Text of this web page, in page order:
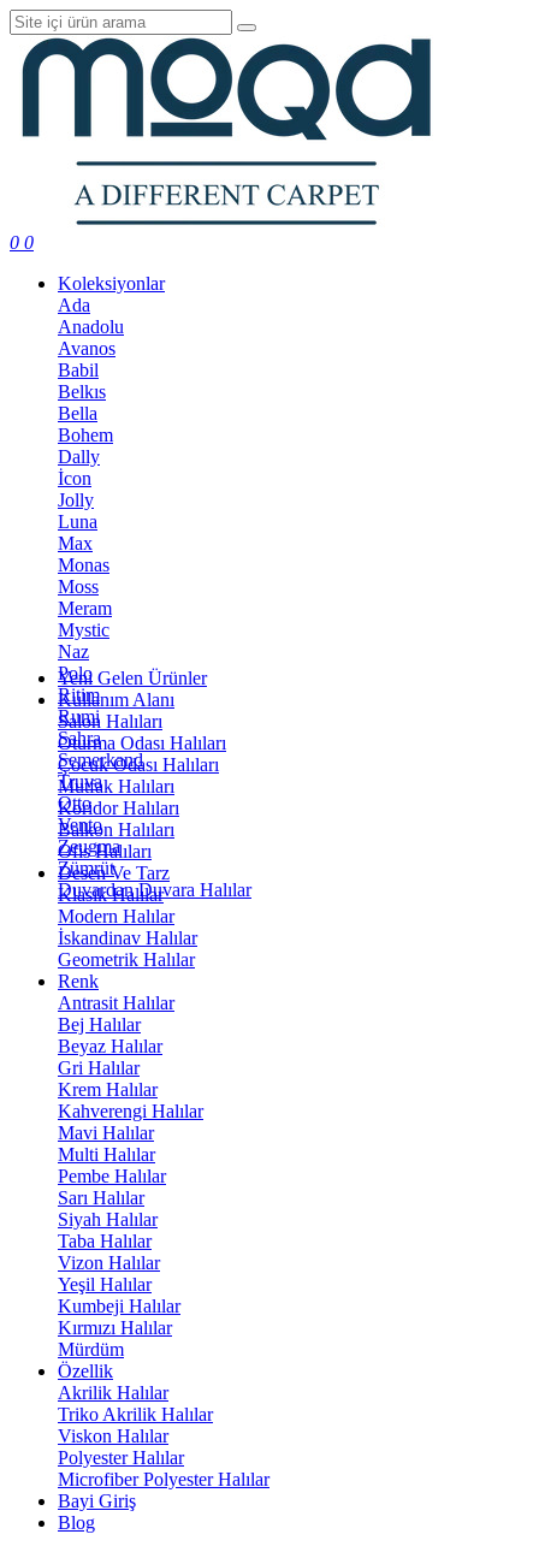
0 0
Koleksiyonlar
Ada
Anadolu
Avanos
Babil
Belkıs
Bella
Bohem
Dally
İcon
Jolly
Luna
Max
Monas
Moss
Meram
Mystic
Naz
Polo
Ritim
Rumi
Sahra
Semerkand
Truva
Otto
Vento
Zeugma
Zümrüt
Duvardan Duvara Halılar
Yeni Gelen Ürünler
Kullanım Alanı
Salon Halıları
Oturma Odası Halıları
Çocuk Odası Halıları
Mutfak Halıları
Koridor Halıları
Balkon Halıları
Ofis Halıları
Desen Ve Tarz
Klasik Halılar
Modern Halılar
İskandinav Halılar
Geometrik Halılar
Renk
Antrasit Halılar
Bej Halılar
Beyaz Halılar
Gri Halılar
Krem Halılar
Kahverengi Halılar
Mavi Halılar
Multi Halılar
Pembe Halılar
Sarı Halılar
Siyah Halılar
Taba Halılar
Vizon Halılar
Yeşil Halılar
Kumbeji Halılar
Kırmızı Halılar
Mürdüm
Özellik
Akrilik Halılar
Triko Akrilik Halılar
Viskon Halılar
Polyester Halılar
Microfiber Polyester Halılar
Bayi Giriş
Blog